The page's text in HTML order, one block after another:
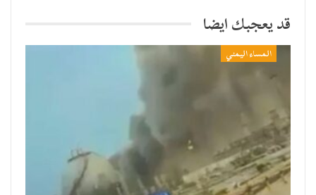
قد يعجبك ايضا
المساء اليمني